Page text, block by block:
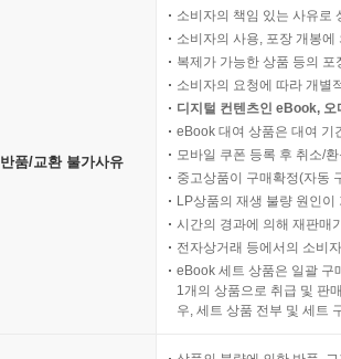
반품/교환 불가사유
소비자의 책임 있는 사유로
소비자의 사용, 포장 개봉
복제가 가능한 상품 등의
소비자의 요청에 따라 개별
디지털 컨텐츠인 eBook,
eBook 대여 상품은 대여 기
모바일 쿠폰 등록 후 취소/
중고상품이 구매확정(자동
LP상품의 재생 불량 원인
시간의 경과에 의해 재판매
전자상거래 등에서의 소비
eBook 세트 상품은 일괄 구
1개의 상품으로 취급 및 판
우, 세트 상품 전부 및 세트